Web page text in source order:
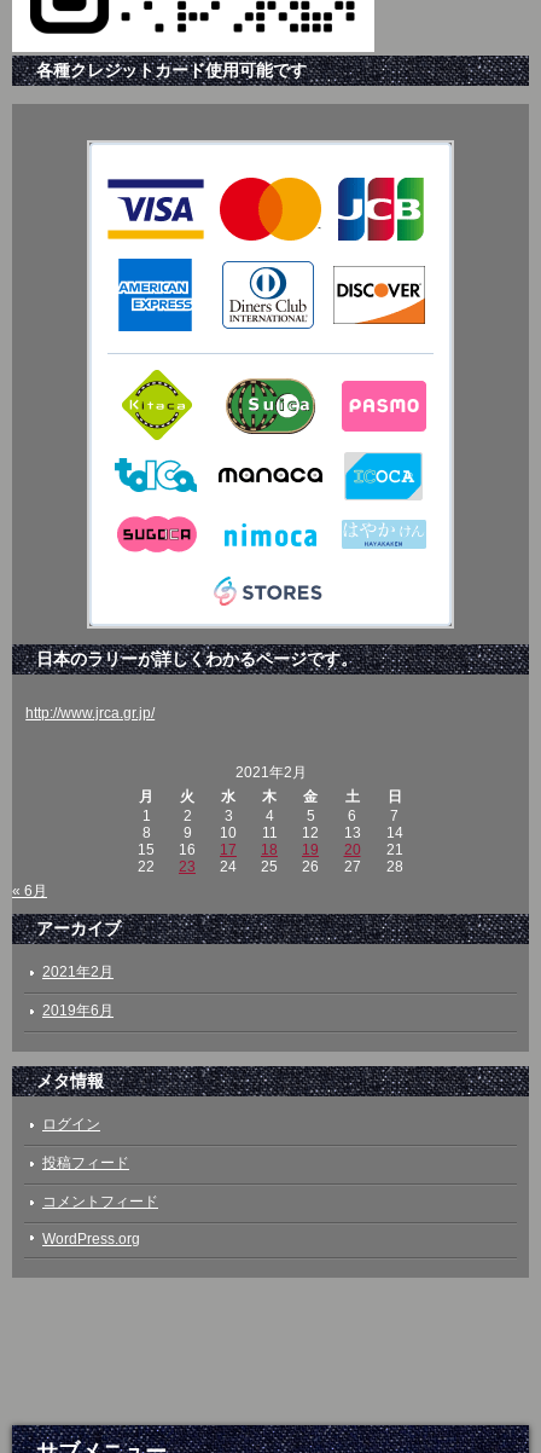
各種クレジットカード使用可能です
日本のラリーが詳しくわかるページです。
http://www.jrca.gr.jp/
2021年2月
月
火 水 木 金 土
日
1
2 3 4 5 6
7
8
9 10 11 12 13
14
15
16 17 18 19 20
21
22
23 24 25 26 27
28
« 6月
アーカイブ
2021年2月
2019年6月
メタ情報
ログイン
投稿フィード
コメントフィード
WordPress.org